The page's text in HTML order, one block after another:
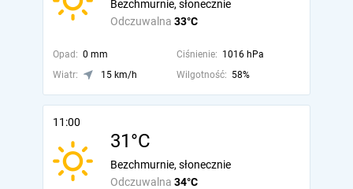
Odczuwalna 33°C
Bezchmurnie, słonecznie
Opad: 0 mm Ciśnienie: 1016 hPa
Wiatr:
15 km/h Wilgotność: 58%
11:00
31°C
Odczuwalna 34°C
Bezchmurnie, słonecznie